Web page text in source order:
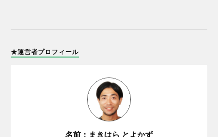
★運営者プロフィール
名前：まきはら とよかず